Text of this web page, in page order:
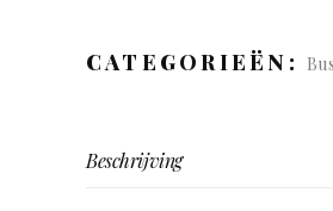
CATEGORIEËN:
Beschrijving